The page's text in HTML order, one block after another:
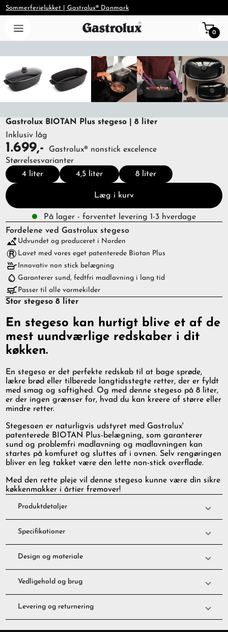
Sommerferielukket | Gastrolux® Danmark
0
Gastrolux BIOTAN Plus stegeso | 8 liter
Inklusiv låg
1.699,-
Gastrolux® nonstick excelence
Størrelsesvarianter
4 liter
4,5 liter 8 liter
Fordelene ved Gastrolux stegeso
Udvundet og produceret i Norden
Lavet med vores eget patenterede Biotan Plus
Innovativ non stick belægning
Garanterer sund, fedtfri madlavning i lang tid
Passer til alle varmekilder
Læg i kurv
På lager - forventet levering 1-3 hverdage
Produktdetaljer
Specifikationer
Design og materiale
Vedligehold og brug
Levering og returnering
Stor stegeso 8 liter
En stegeso kan hurtigt blive et af de
mest uundværlige redskaber i dit
køkken.
En stegeso er det perfekte redskab til at bage sprøde,
lækre brød eller tilberede langtidsstegte retter, der er fyldt
med smag og saftighed. Og med denne stegeso på 8 liter,
er der ingen grænser for, hvad du kan kreere af større eller
mindre retter.
Stegesoen er naturligvis udstyret med Gastrolux'
patenterede BIOTAN Plus-belægning, som garanterer
sund og problemfri madlavning og madlavningen kan
startes på komfuret og sluttes af i ovnen. Selv rengøringen
bliver en leg takket være den lette non-stick overflade.
Med den rette pleje vil denne stegeso kunne være din sikre
køkkenmakker i årtier fremover!